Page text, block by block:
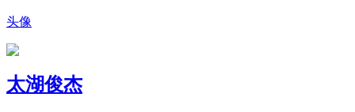
头像
太湖俊杰